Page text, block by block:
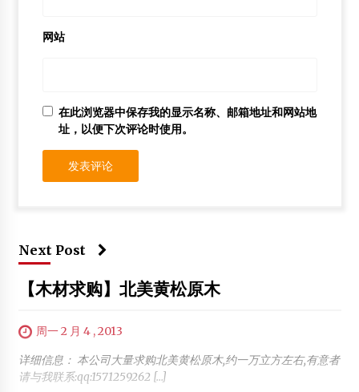
网站
在此浏览器中保存我的显示名称、邮箱地址和网站地
址，以便下次评论时使用。
Next Post
【木材求购】北美黄松原木
周一 2 月 4 , 2013
详细信息： 本公司大量求购北美黄松原木,约一万立方左右,有意者
请与我联系:qq:1571259262 […]